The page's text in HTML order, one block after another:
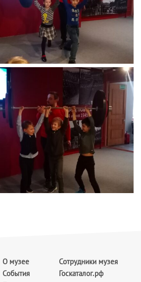
О музее
События
Сотрудники музея
Госкаталог.рф